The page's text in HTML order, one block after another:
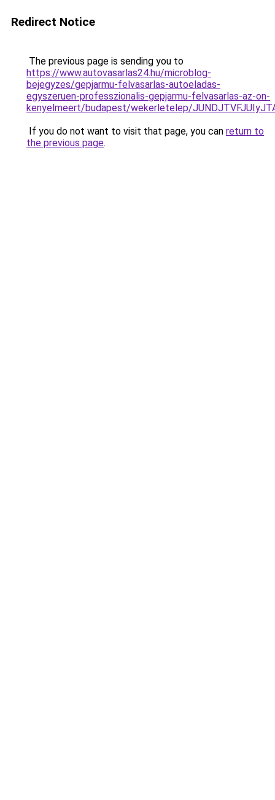
Redirect Notice
The previous page is sending you to
https://www.autovasarlas24.hu/microblog-
bejegyzes/gepjarmu-felvasarlas-autoeladas-
egyszeruen-professzionalis-gepjarmu-felvasarlas-az-on-
kenyelmeert/budapest/wekerletelep/
If you do not want to visit that page, you can return to
the previous page.